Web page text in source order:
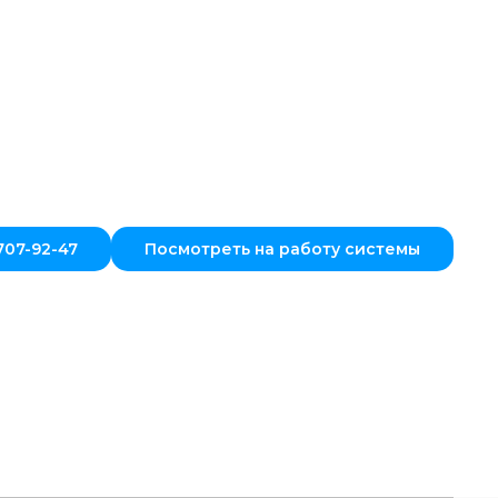
92-47 Посмотреть на работу системы